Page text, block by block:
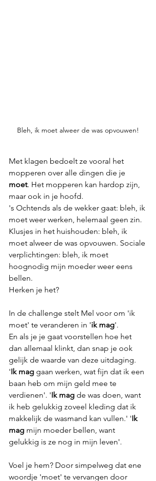
Bleh, ik moet alweer de was opvouwen!
Met klagen bedoelt ze vooral het
mopperen over alle dingen die je
moet. Het mopperen kan hardop zijn,
maar ook in je hoofd.
's Ochtends als de wekker gaat: bleh, ik
moet weer werken, helemaal geen zin.
Klusjes in het huishouden: bleh, ik
moet alweer de was opvouwen. Sociale
verplichtingen: bleh, ik moet
hoognodig mijn moeder weer eens
bellen.
Herken je het?
In de challenge stelt Mel voor om 'ik
moet' te veranderen in 'ik mag'.
En als je je gaat voorstellen hoe het
dan allemaal klinkt, dan snap je ook
gelijk de waarde van deze uitdaging.
'Ik mag gaan werken, wat fijn dat ik een
baan heb om mijn geld mee te
verdienen'. 'Ik mag de was doen, want
ik heb gelukkig zoveel kleding dat ik
makkelijk de wasmand kan vullen.' 'Ik
mag mijn moeder bellen, want
gelukkig is ze nog in mijn leven'.
Voel je hem? Door simpelweg dat ene
woordje 'moet' te vervangen door